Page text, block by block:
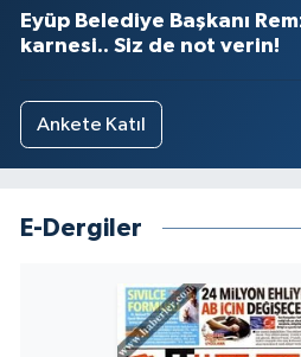
Eyüp Belediye Başkanı
karnesi.. Siz de not verin!
Ankete Katıl
E-Dergiler